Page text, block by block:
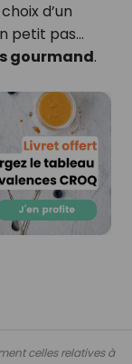
d’un
petit pas…
gourmand.
celles relatives à